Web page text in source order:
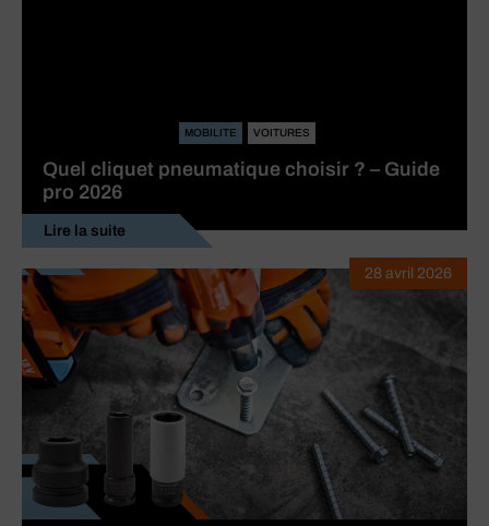
MOBILITE VOITURES
Quel cliquet pneumatique choisir ? – Guide
pro 2026
Lire la suite
28 avril 2026